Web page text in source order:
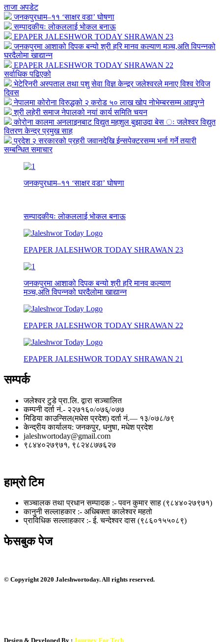
ताजा अपडेट
जनकपुरधाम–११ ‘साक्षर वडा’ घोषणा
सम्पादकीयः लोकललाई भोकल बनाऊ
EPAPER JALESHWOR TODAY SHRAWAN 23
जनकपुरमा आशाको दिपक बन्यो श्री हरि मानव कल्याण मञ्च,अति विपन्नको
घरदैलोमा खाद्यान्न
EPAPER JALESHWOR TODAY SHRAWAN 22
सर्वाधिक पढिएको
भेटेरिनरी अस्पताल तथा पशु सेवा विज्ञ केन्द्र्र जलेश्वरले मनाए विश्व रेविज
दिवस
नेपालमा कोरोना विरुद्धको २ करोड ५० लाख खोप नोभेम्बरसम्म आइपुग्ने
श्री लहेरी समाज नेपालको नयां कार्य समिति चयन
कोरोना कालमा अनलाइनबाट विद्युत महशुल बुझाउदा बेस ः जलेश्वर विद्युत
वितरण केन्द्र प्रमुख साह
प्रदेश २ सरकारको प्रहरी जवानदेखि ईन्सपेक्टरसम्म भर्ना गर्ने तयारी
सम्बन्धित समाचार
जनकपुरधाम–११ ‘साक्षर वडा’ घोषणा
सम्पादकीयः लोकललाई भोकल बनाऊ
EPAPER JALESHWOR TODAY SHRAWAN 23
जनकपुरमा आशाको दिपक बन्यो श्री हरि मानव कल्याण
मञ्च,अति विपन्नको घरदैलोमा खाद्यान्न
EPAPER JALESHWOR TODAY SHRAWAN 22
EPAPER JALESHWOR TODAY SHRAWAN 21
सम्पर्क
जलेश्वर टुडे प्रा.लि. द्वारा सञ्चालित
कम्पनी दर्ता नं.- २२७१६०/०७६्/०७७
मिडिया काउन्सिल(मधेस प्रदेश) दर्ता नं.— १३/०७८/७९
केन्द्रीय कार्यालय: जनकपुर, धनुषा, मधेश प्रदेश
jaleshwortoday@gmail.com
९८४४०२७९७१, ९८२४८७७६२७
हाम्रो टिम
सञ्चालक तथा प्रधान सम्पादक :- पवन कुमार साह (९८४४०२७९७१)
कानुनी सल्लाहकार :- अधिबक्ता कालेश्वर महतो
प्राविधिक सल्लाहकार :- ई. चन्देश्वर दास (९८६०१५५०८९)
फेसबुक पेज
© Copyright 2020 Jaleshwortoday. All rights reserved.
Design & Developed By : Journey For Tech